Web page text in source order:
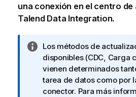
una conexión en el centro
Talend Data Integration.
N
o
t
a
i
Los métodos de
disponibles (CDC, Carga
vienen determinados
tarea de datos como por
conector. Para más